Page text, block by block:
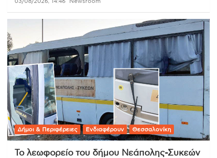
Δήμοι & Περιφέρειες Ενδιαφέρουν Θεσσαλονίκη
Το λεωφορείο του δήμου Νεάπολης-Συκεών